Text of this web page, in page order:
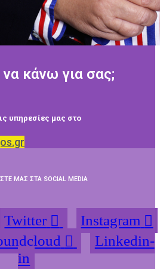
κάνω για σας;
υπηρεσίες μας στο
ΜΑΣ ΣΤΑ SOCIAL MEDIA
Twitter
Instagram
Linkedin-
in